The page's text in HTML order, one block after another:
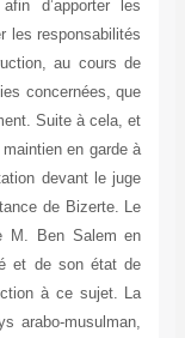
d’apporter les
les responsabilités
au cours de
concernées, que
Suite à cela, et
en garde à
devant le juge
de Bizerte. Le
M. Ben Salem en
et de son état de
à ce sujet. La
arabo-musulman,